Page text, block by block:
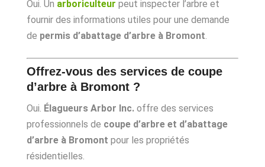
Oui. Un arboriculteur peut inspecter l’arbre et
fournir des informations utiles pour une demande
de permis d’abattage d’arbre à Bromont.
Offrez-vous des services de coupe
d’arbre à Bromont ?
Oui. Élagueurs Arbor Inc.offre des services
professionnels de coupe d’arbre et d’abattage
d’arbre à Bromont pour les propriétés
résidentielles.